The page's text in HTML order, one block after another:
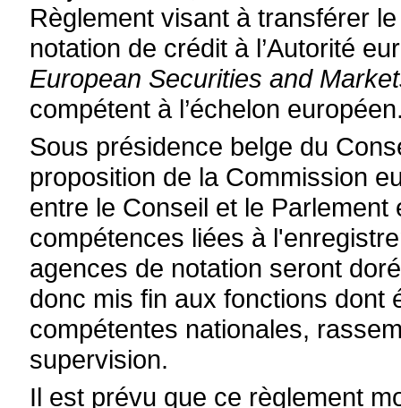
Règlement visant à transférer
notation de crédit à l’Autorité
European Securities and
compétent à l’échelon
Sous présidence belge du
proposition de la Commission
entre le Conseil et le
compétences liées à
agences de notation seront
donc mis fin aux fonctions dont
compétentes nationales,
supervision.
Il est prévu que ce règlement